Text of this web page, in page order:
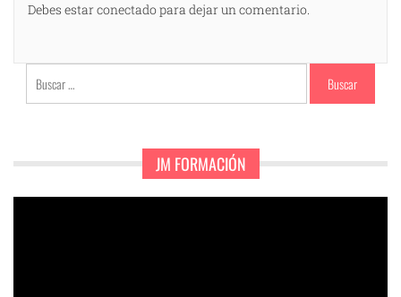
Debes estar conectado para dejar un comentario.
Buscar:
JM FORMACIÓN